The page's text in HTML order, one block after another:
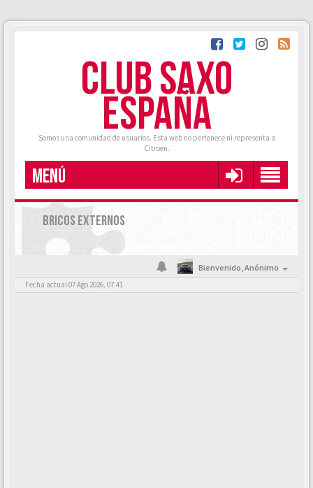
CLUB SAXO
ESPAÑA
Somos una comunidad de usuarios. Esta web no pertenece ni representa a
Citroën.
MENÚ
BRICOS EXTERNOS
Bienvenido,Anónimo
Fecha actual 07 Ago 2026, 07:41